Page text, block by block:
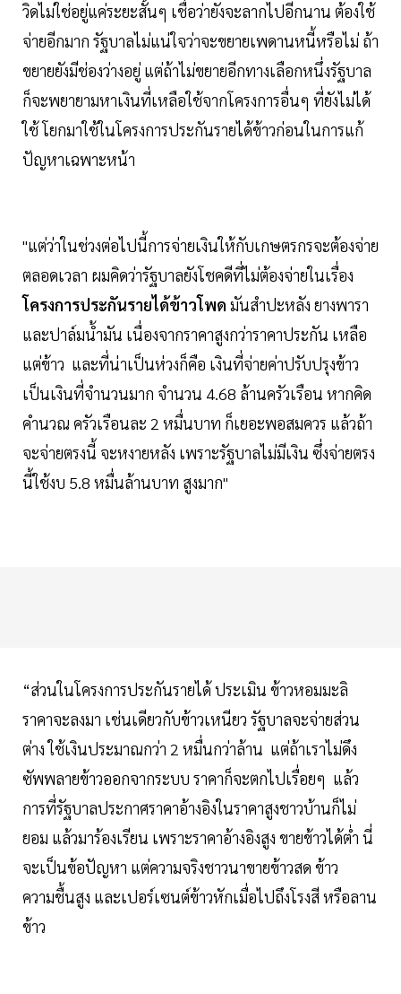
วิดไม่ใช่อยู่แค่ระยะสั้นๆ เชื่อว่ายังจะลากไปอีกนาน ต้องใช้
จ่ายอีกมาก รัฐบาลไม่แน่ใจว่าจะขยายเพดานหนี้หรือไม่ ถ้า
ขยายยังมีช่องว่างอยู่ แต่ถ้าไม่ขยายอีกทางเลือกหนึ่งรัฐบาล
ก็จะพยายามหาเงินที่เหลือใช้จากโครงการอื่นๆ ที่ยังไม่ได้
ใช้ โยกมาใช้ในโครงการประกันรายได้ข้าวก่อนในการแก้
ปัญหาเฉพาะหน้า
"แต่ว่าในช่วงต่อไปนี้การจ่ายเงินให้กับเกษตรกรจะต้องจ่าย
ตลอดเวลา ผมคิดว่ารัฐบาลยังโชคดีที่ไม่ต้องจ่ายในเรื่อง
โครงการประกันรายได้ข้าวโพด มันสำปะหลัง ยางพารา
และปาล์มน้ำมัน เนื่องจากราคาสูงกว่าราคาประกัน เหลือ
แต่ข้าว และที่น่าเป็นห่วงก็คือ เงินที่จ่ายค่าปรับปรุงข้าว
เป็นเงินที่จำนวนมาก จำนวน 4.68 ล้านครัวเรือน หากคิด
คำนวณ ครัวเรือนละ 2 หมื่นบาท ก็เยอะพอสมควร แล้วถ้า
จะจ่ายตรงนี้ จะหงายหลัง เพราะรัฐบาลไม่มีเงิน ซึ่งจ่ายตรง
นี้ใช้งบ 5.8 หมื่นล้านบาท สูงมาก"
“ส่วนในโครงการประกันรายได้ ประเมิน ข้าวหอมมะลิ
ราคาจะลงมา เช่นเดียวกับข้าวเหนียว รัฐบาลจะจ่ายส่วน
ต่าง ใช้เงินประมาณกว่า 2 หมื่นกว่าล้าน แต่ถ้าเราไม่ดึง
ซัพพลายข้าวออกจากระบบ ราคาก็จะตกไปเรื่อยๆ แล้ว
การที่รัฐบาลประกาศราคาอ้างอิงในราคาสูงชาวบ้านก็ไม่
ยอม แล้วมาร้องเรียน เพราะราคาอ้างอิงสูง ขายข้าวได้ต่ำ นี่
จะเป็นข้อปัญหา แต่ความจริงชาวนาขายข้าวสด ข้าว
ความชื้นสูง และเปอร์เซนต์ข้าวหักเมื่อไปถึงโรงสี หรือลาน
ข้าว